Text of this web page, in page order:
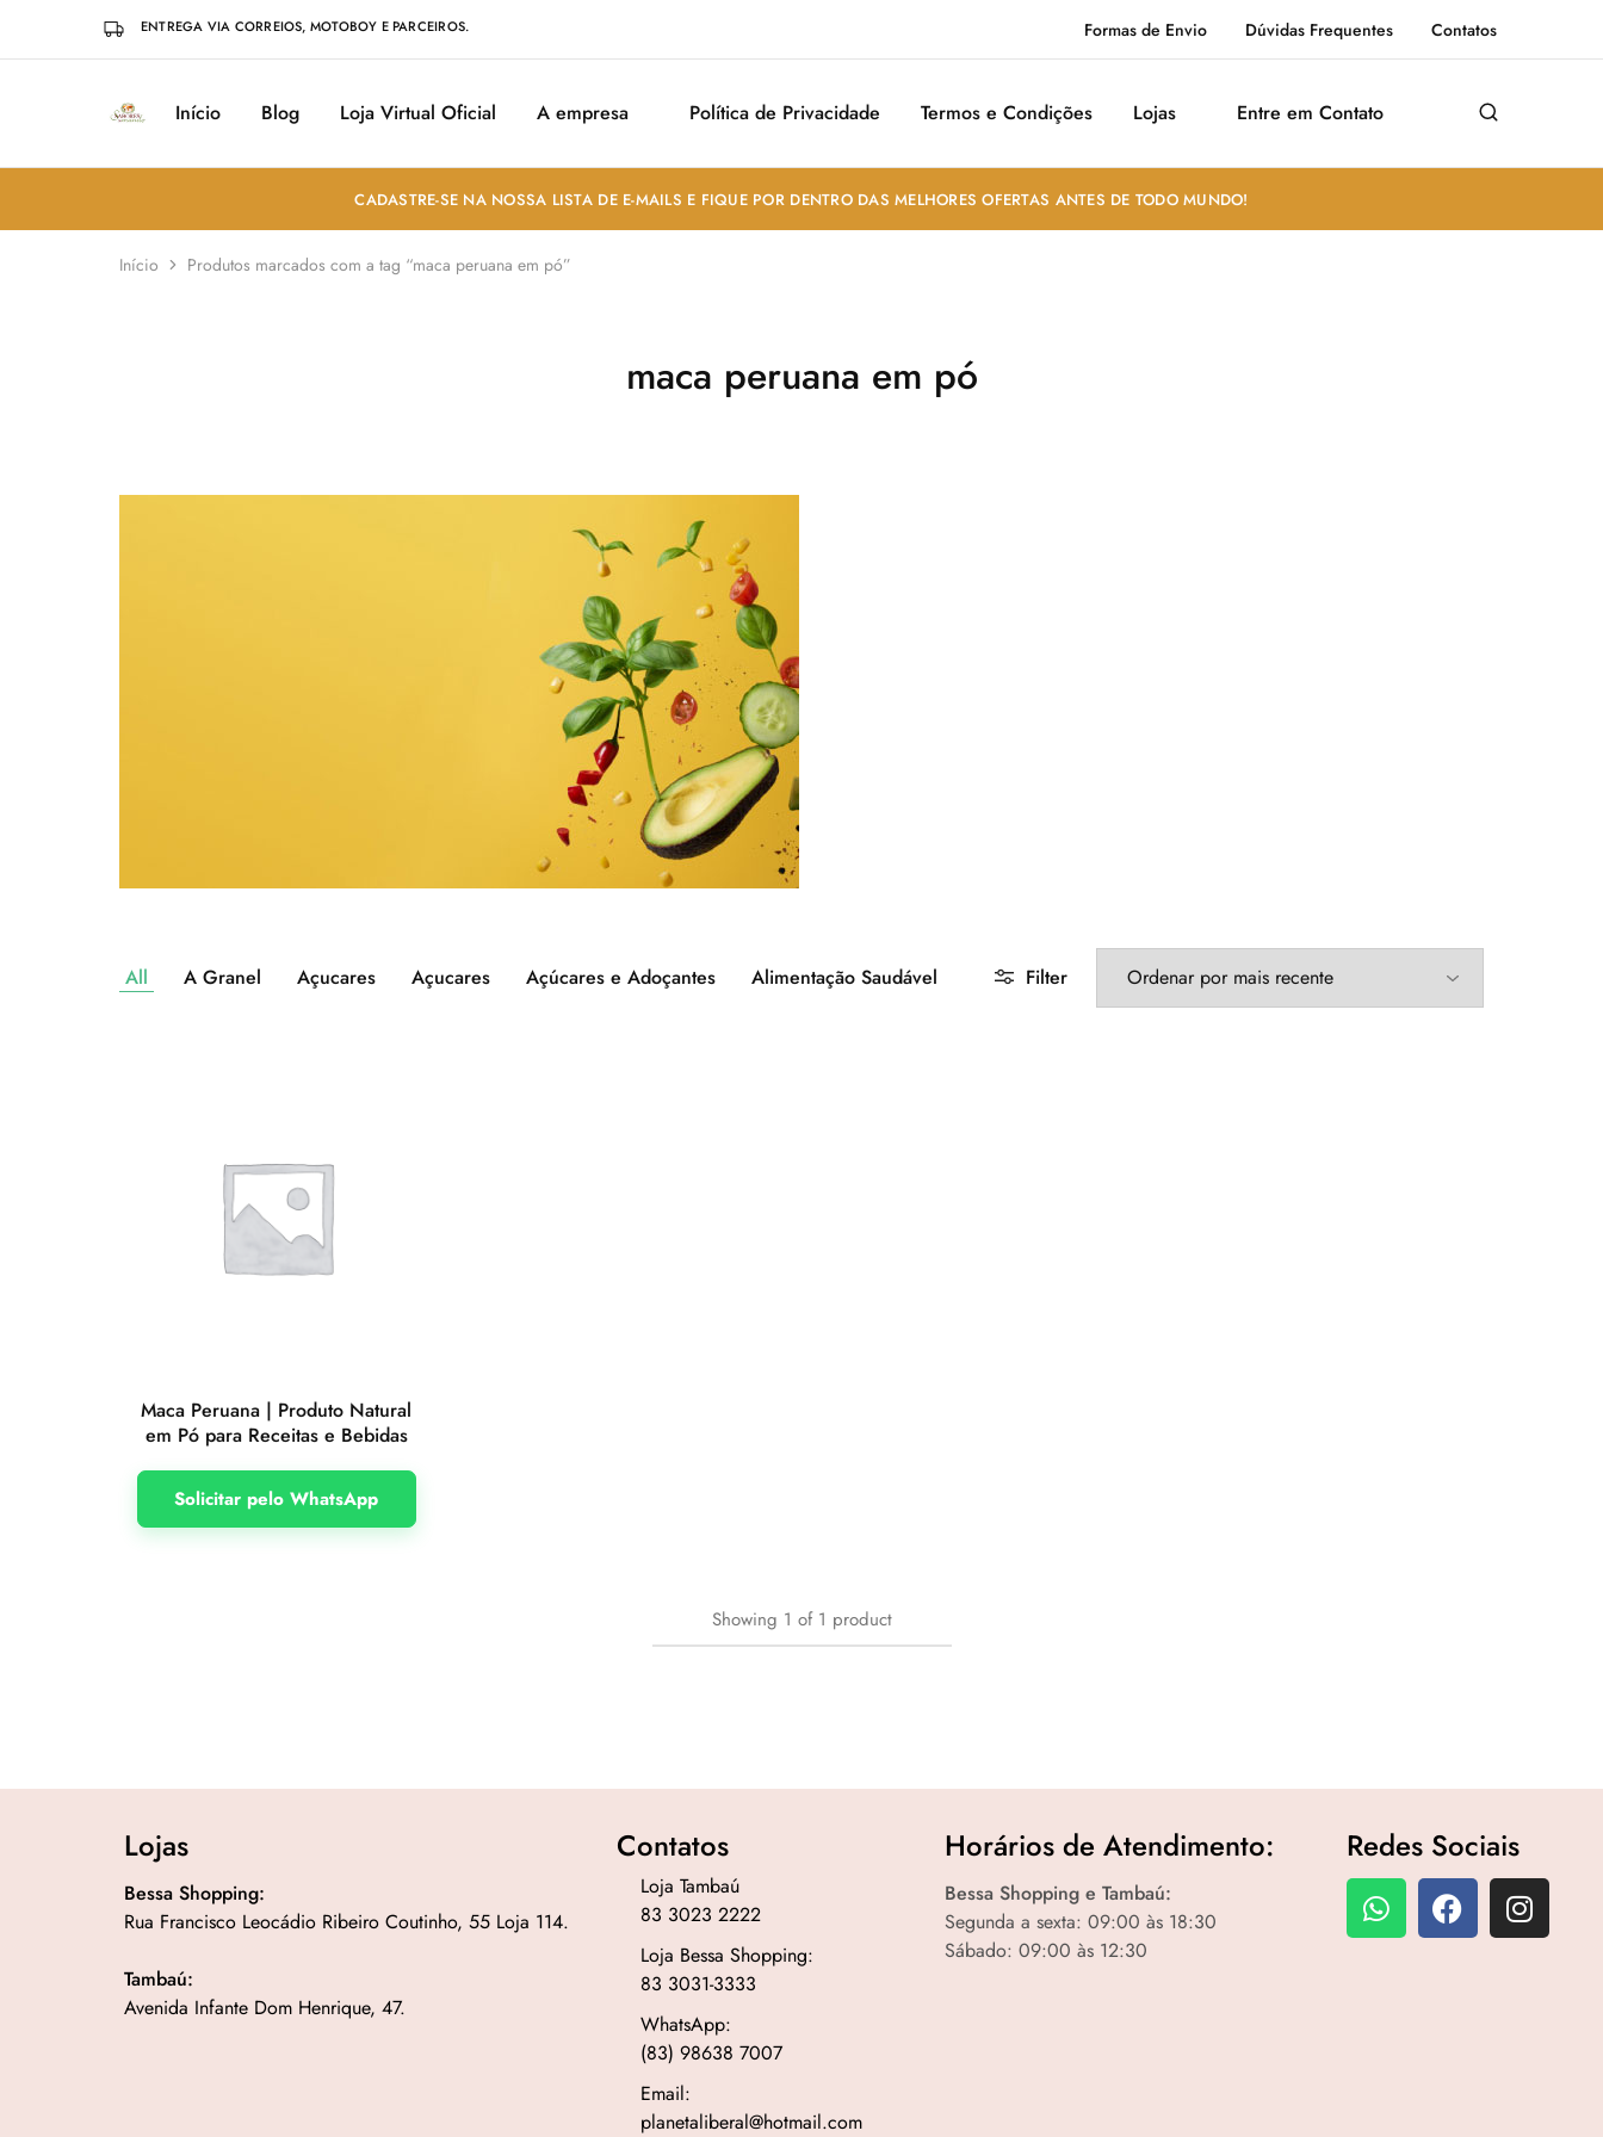
ENTREGA VIA CORREIOS, MOTOBOY E PARCEIROS. Formas de Envio Dúvidas Frequentes Contatos
Sabores
Sua
Temperos
em
João
Pessoa
Início Blog Loja Virtual Oficial A empresa Política de Privacidade Termos e Condições Lojas Entre em Contato
CADASTRE-SE NA NOSSA LISTA DE E-MAILS E FIQUE POR DENTRO DAS MELHORES OFERTAS ANTES DE TODO MUNDO!
Início Produtos marcados com a tag “maca peruana em pó”
maca peruana em pó
All A Granel Açucares Açucares Açúcares e Adoçantes Alimentação Saudável Filter
Maca Peruana | Produto Natural
em Pó para Receitas e Bebidas
Solicitar pelo WhatsApp
Showing 1 of 1 product
Lojas
Bessa Shopping:
Rua Francisco Leocádio Ribeiro Coutinho, 55 Loja 114.
Tambaú:
Avenida Infante Dom Henrique, 47.
Contatos
Loja Tambaú
83 3023 2222
Loja Bessa Shopping:
83 3031-3333
WhatsApp:
(83) 98638 7007
Email:
planetaliberal@hotmail.com
Horários de Atendimento:
Bessa Shopping e Tambaú:
Segunda a sexta: 09:00 às 18:30
Sábado: 09:00 às 12:30
Redes Sociais